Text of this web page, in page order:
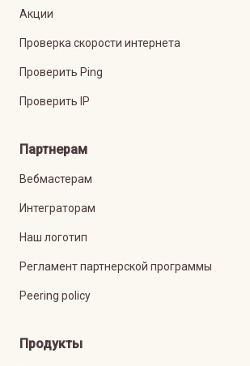
Акции
Проверка скорости интернета
Проверить Ping
Проверить IP
Партнерам
Вебмастерам
Интеграторам
Наш логотип
Регламент партнерской программы
Peering policy
Продукты